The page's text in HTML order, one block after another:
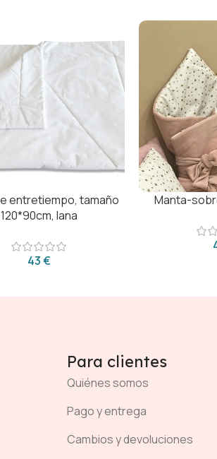
entretiempo, tamaño
120*90cm, lana
€
Manta-
Para clientes
Quiénes somos
Pago y entrega
Cambios y devoluciones